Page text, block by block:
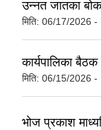
उन्नत जातका
मिति: 06/17/2026 -
कार्यपालिका
मिति: 06/15/2026 -
भोज प्रकाश